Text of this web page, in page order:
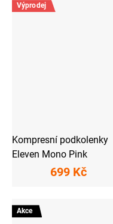
Výprodej
Kompresní podkolenky
Eleven Mono Pink
699 Kč
Akce